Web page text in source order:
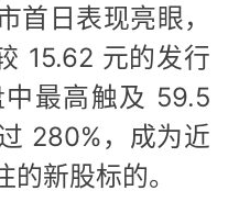
首日表现亮眼，
15.62 元的发行
最高触及 59.5
280%，成为近
新股标的。